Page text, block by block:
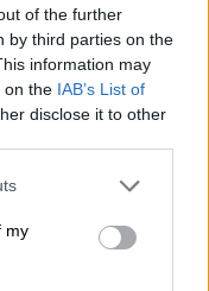
of the further
by third parties on the
information may
on the IAB’s List of
disclose it to other
or more Google
You may click to
third-party tags to
in below Google
my